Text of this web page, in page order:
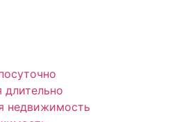
недвижимость